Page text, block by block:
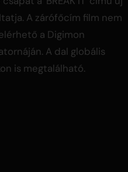
A zárófőcím film nem
a Digimon
A dal globális
is megtalálható.